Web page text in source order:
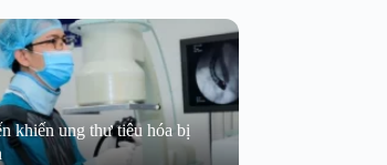
khiến ung thư tiêu hóa bị